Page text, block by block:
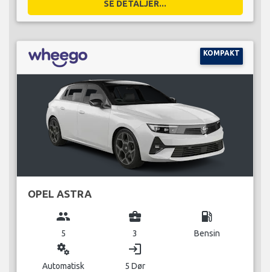
SE DETALJER...
KOMPAKT
OPEL ASTRA
group
5
business_center
3
local_gas_station
Bensin
miscellaneous_services
Automatisk
login
5 Dør